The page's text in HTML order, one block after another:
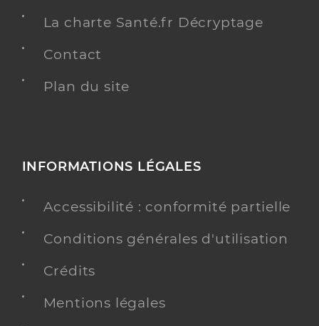
La charte Santé.fr Décryptage
Contact
Plan du site
INFORMATIONS LÉGALES
Accessibilité : conformité partielle
Conditions générales d'utilisation
Crédits
Mentions légales